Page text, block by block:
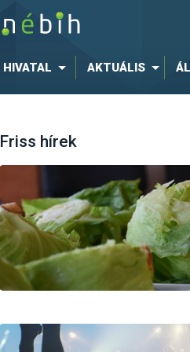
HIVATAL AKTUÁLIS
Friss hírek